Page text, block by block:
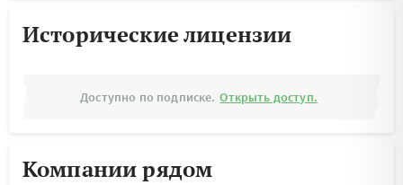
Исторические лицензии
Доступно по подписке. Открыть доступ.
Компании рядом